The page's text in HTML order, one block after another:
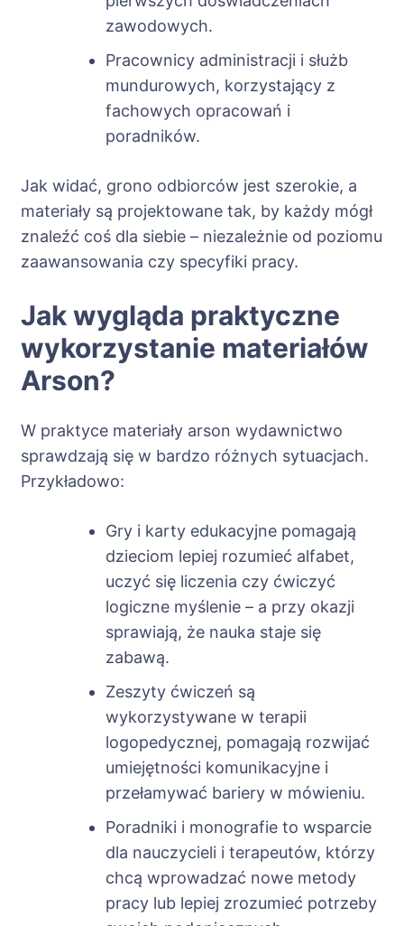
zawodowych.
Pracownicy administracji i służb
mundurowych, korzystający z
fachowych opracowań i
poradników.
Jak widać, grono odbiorców jest szerokie, a
materiały są projektowane tak, by każdy mógł
znaleźć coś dla siebie – niezależnie od poziomu
zaawansowania czy specyfiki pracy.
Jak wygląda praktyczne
wykorzystanie materiałów
Arson?
W praktyce materiały arson wydawnictwo
sprawdzają się w bardzo różnych sytuacjach.
Przykładowo:
Gry i karty edukacyjne pomagają
dzieciom lepiej rozumieć alfabet,
uczyć się liczenia czy ćwiczyć
logiczne myślenie – a przy okazji
sprawiają, że nauka staje się
zabawą.
Zeszyty ćwiczeń są
wykorzystywane w terapii
logopedycznej, pomagają rozwijać
umiejętności komunikacyjne i
przełamywać bariery w mówieniu.
Poradniki i monografie to wsparcie
dla nauczycieli i terapeutów, którzy
chcą wprowadzać nowe metody
pracy lub lepiej zrozumieć potrzeby